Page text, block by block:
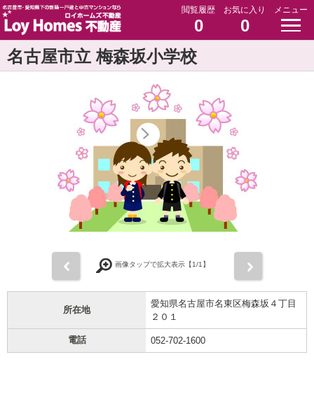
閲覧履歴
0
お気に入り
0
メニュー
名古屋市立 梅森坂小学校
画像タップで拡大表示【1/1】
所在地
愛知県名古屋市名東区梅森坂４丁目
２０１
電話 052-702-1600